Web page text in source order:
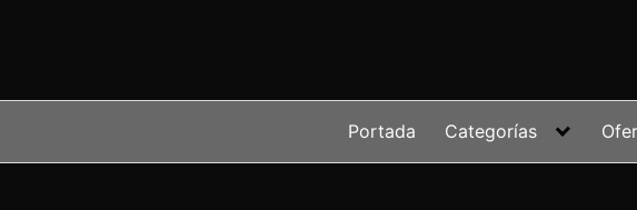
Portada Categorías